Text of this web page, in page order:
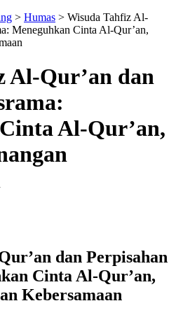
> Humas > Wisuda Tahfiz Al-
Meneguhkan Cinta Al-Qur’an,
Al-Qur’an dan
Al-Qur’an,
dan Perpisahan
Cinta Al-Qur’an,
Kebersamaan